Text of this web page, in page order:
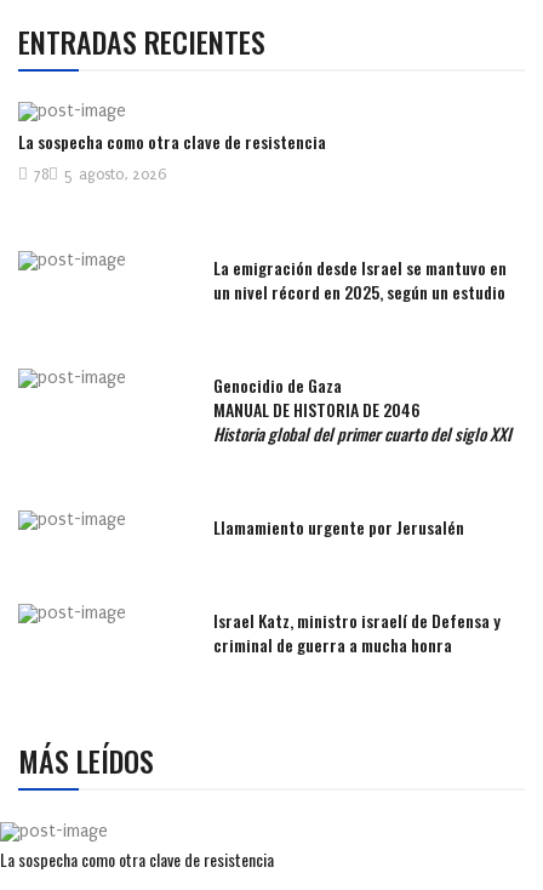
ENTRADAS RECIENTES
La sospecha como otra clave de resistencia
5 agosto, 2026
78
La emigración desde Israel se mantuvo en
un nivel récord en 2025, según un estudio
Genocidio de Gaza
MANUAL DE HISTORIA DE 2046
Historia global del primer cuarto del siglo XXI
Llamamiento urgente por Jerusalén
Israel Katz, ministro israelí de Defensa y
criminal de guerra a mucha honra
MÁS LEÍDOS
La sospecha como otra clave de resistencia